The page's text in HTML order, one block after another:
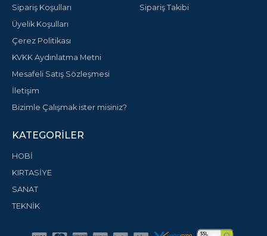
Sipariş Koşulları
Üyelik Koşulları
Çerez Politikası
KVKK Aydınlatma Metni
Mesafeli Satış Sözleşmesi
İletişim
Bizimle Çalışmak ister misiniz?
Sipariş Takibi
KATEGORILER
HOBİ
KIRTASİYE
SANAT
TEKNİK